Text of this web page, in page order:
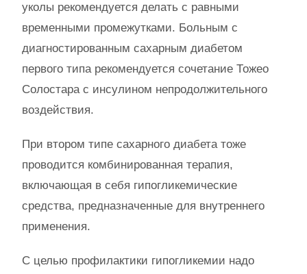
уколы рекомендуется делать с равными
временными промежутками. Больным с
диагностированным сахарным диабетом
первого типа рекомендуется сочетание Тожео
Солостара с инсулином непродолжительного
воздействия.
При втором типе сахарного диабета тоже
проводится комбинированная терапия,
включающая в себя гипогликемические
средства, предназначенные для внутреннего
применения.
С целью профилактики гипогликемии надо